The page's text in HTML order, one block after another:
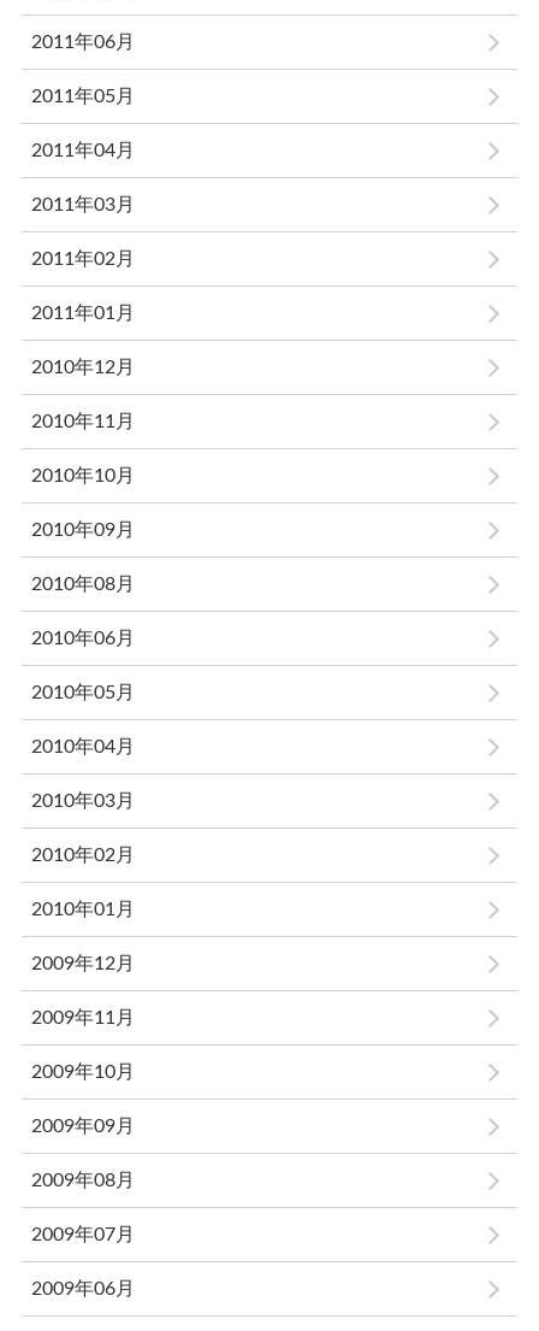
2011年06月
2011年05月
2011年04月
2011年03月
2011年02月
2011年01月
2010年12月
2010年11月
2010年10月
2010年09月
2010年08月
2010年06月
2010年05月
2010年04月
2010年03月
2010年02月
2010年01月
2009年12月
2009年11月
2009年10月
2009年09月
2009年08月
2009年07月
2009年06月